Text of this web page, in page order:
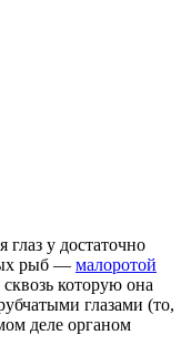
у достаточно
рыб — малоротой
которую она
глазами (то,
деле органом